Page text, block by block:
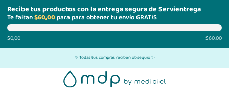
Recibe tus productos con la entrega segura de Servientrega
Te faltan$60,00para para obtener tu envío GRATIS
$0,00 $60,00
al
✨ Todas tus compras reciben obsequio ✨